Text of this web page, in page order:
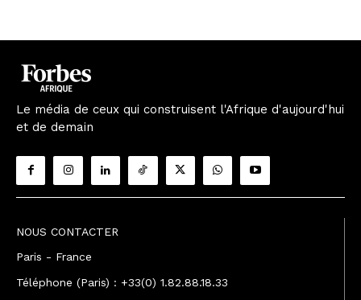
Le média de ceux qui construisent l'Afrique d'aujourd'hui
et de demain
NOUS CONTACTER
Paris - France
Téléphone (Paris) : +33(0) 1.82.88.18.33